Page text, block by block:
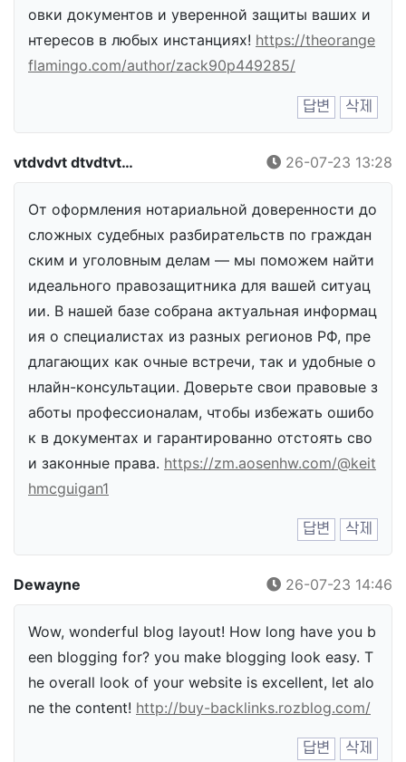
овки документов и уверенной защиты ваших и
нтересов в любых инстанциях! https://theorange
flamingo.com/author/zack90p449285/
답변 삭제
vtdvdvt dtvdtvt… 26-07-23 13:28
От оформления нотариальной доверенности до
сложных судебных разбирательств по граждан
ским и уголовным делам — мы поможем найти
идеального правозащитника для вашей ситуац
ии. В нашей базе собрана актуальная информац
ия о специалистах из разных регионов РФ, пре
длагающих как очные встречи, так и удобные о
нлайн-консультации. Доверьте свои правовые з
аботы профессионалам, чтобы избежать ошибо
к в документах и гарантированно отстоять сво
и законные права. https://zm.aosenhw.com/@keit
hmcguigan1
답변 삭제
Dewayne 26-07-23 14:46
Wow, wonderful blog layout! How long have you b
een blogging for? you make blogging look easy. T
he overall look of your website is excellent, let alo
ne the content! http://buy-backlinks.rozblog.com/
답변 삭제